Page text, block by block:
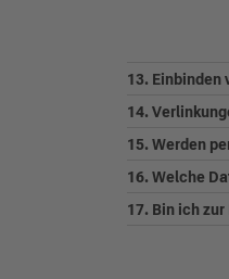
13. Einbinden
14.
15. Werden
16. Welche
17. Bin ich